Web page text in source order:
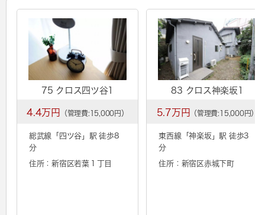
75 クロス四ツ谷1
4.4万円 （管理費:15,000円）
総武線「 四ツ谷 」駅 徒歩8
分
住所：新宿区若葉１丁目
83 クロス神楽坂1
5.7万円 （管理費:15,000円）
東西線「神楽坂 」駅 徒歩3
分
住所：新宿区赤城下町